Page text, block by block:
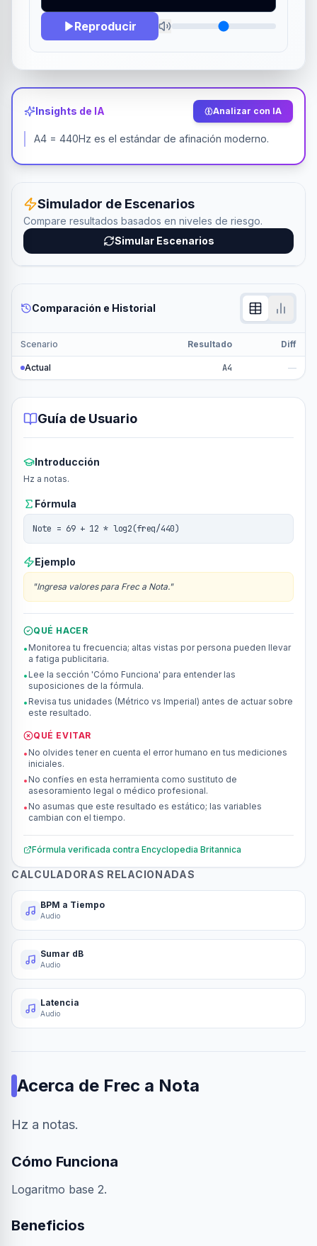
PRESIONA PLAY PARA GENERAR TONO
Reproducir
Insights de IA Analizar con IA
A4 = 440Hz es el estándar de afinación moderno.
Simulador de Escenarios
Compare resultados basados en niveles de riesgo.
Simular Escenarios
Comparación e Historial
Scenario Resultado Diff
Actual A4 —
Guía de Usuario
Introducción
Hz a notas.
Fórmula
Note = 69 + 12 * log2(freq/440)
Ejemplo
"Ingresa valores para Frec a Nota."
QUÉ HACER
• Monitorea tu frecuencia; altas vistas por persona pueden llevar
a fatiga publicitaria.
• Lee la sección 'Cómo Funciona' para entender las
suposiciones de la fórmula.
• Revisa tus unidades (Métrico vs Imperial) antes de actuar sobre
este resultado.
QUÉ EVITAR
• No olvides tener en cuenta el error humano en tus mediciones
iniciales.
• No confíes en esta herramienta como sustituto de
asesoramiento legal o médico profesional.
• No asumas que este resultado es estático; las variables
cambian con el tiempo.
Fórmula verificada contra Encyclopedia Britannica
CALCULADORAS RELACIONADAS
BPM a Tiempo
Audio
Sumar dB
Audio
Latencia
Audio
Acerca de Frec a Nota
Hz a notas.
Cómo Funciona
Logaritmo base 2.
Beneficios